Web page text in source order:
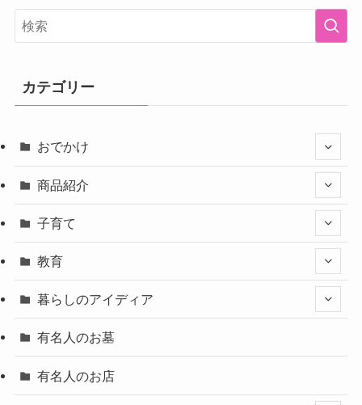
カテゴリー
おでかけ
商品紹介
子育て
教育
暮らしのアイディア
有名人のお墓
有名人のお店